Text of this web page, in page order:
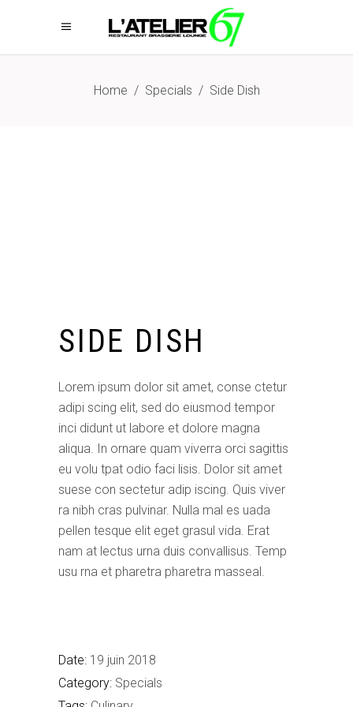
Home / Specials / Side Dish
SIDE DISH
Lorem ipsum dolor sit amet, conse ctetur
adipi scing elit, sed do eiusmod tempor
inci didunt ut labore et dolore magna
aliqua. In ornare quam viverra orci sagittis
eu volu tpat odio faci lisis. Dolor sit amet
suese con sectetur adip iscing. Quis viver
ra nibh cras pulvinar. Nulla mal es uada
pellen tesque elit eget grasul vida. Erat
nam at lectus urna duis convallisus. Temp
usu rna et pharetra pharetra masseal.
Date: 19 juin 2018
Category: Specials